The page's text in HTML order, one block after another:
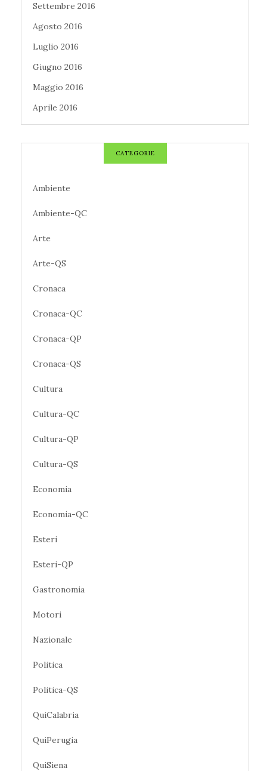
Settembre 2016
Agosto 2016
Luglio 2016
Giugno 2016
Maggio 2016
Aprile 2016
CATEGORIE
Ambiente
Ambiente-QC
Arte
Arte-QS
Cronaca
Cronaca-QC
Cronaca-QP
Cronaca-QS
Cultura
Cultura-QC
Cultura-QP
Cultura-QS
Economia
Economia-QC
Esteri
Esteri-QP
Gastronomia
Motori
Nazionale
Politica
Politica-QS
QuiCalabria
QuiPerugia
QuiSiena